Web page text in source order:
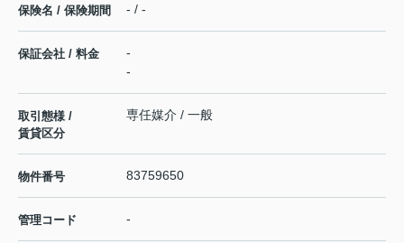
保険名 / 保険期間 - / -
保証会社 / 料金
-
-
取引態様 /
賃貸区分
専任媒介 / 一般
物件番号 83759650
管理コード -